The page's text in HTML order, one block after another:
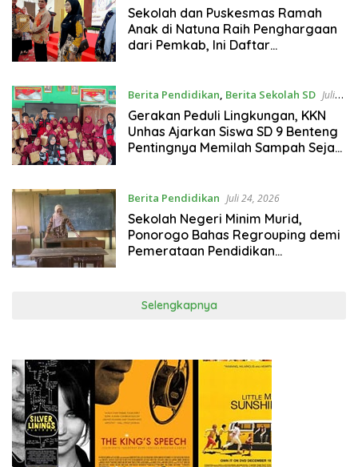
Sekolah dan Puskesmas Ramah
Anak di Natuna Raih Penghargaan
dari Pemkab, Ini Daftar
Berita Pendidikan, Berita Sekolah SD Juli
24, 2026
Gerakan Peduli Lingkungan, KKN
Unhas Ajarkan Siswa SD 9 Benteng
Pentingnya Memilah Sampah Sejak
Berita Pendidikan Juli 24, 2026
Sekolah Negeri Minim Murid,
Ponorogo Bahas Regrouping demi
Pemerataan Pendidikan
Selengkapnya